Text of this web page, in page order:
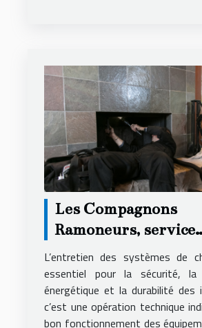
Les Compagnons
Ramoneurs, service
ramoneur premium
Maine-et-Loire
L’entretien des systèmes de
essentiel pour la sécurité, la
énergétique et la durabilité des
c’est une opération technique
bon fonctionnement des